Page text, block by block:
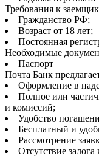
Требования к
Гражданство РФ;
Возраст от 18 лет;
Постоянная
Необходимые
Паспорт
Почта Банк
Оформление в
Полное или
и комиссий;
Удобство
Бесплатный и
Рассмотрение
Отсутствие